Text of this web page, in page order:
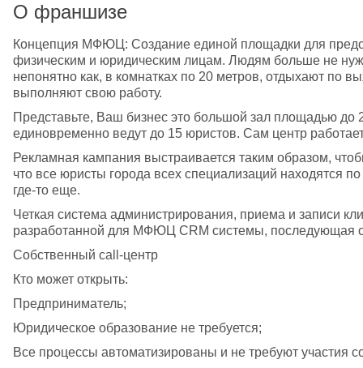
О франшизе
Концепция МФЮЦ: Создание единой площадки для
физическим и юридическим лицам. Людям больше не
непонятно как, в комнатках по 20 метров, отдыхают по
выполняют свою работу.
Представьте, Ваш бизнес это большой зал площадью до
единовременно ведут до 15 юристов. Сам центр
Рекламная кампания выстраивается таким образом,
что все юристы города всех специализаций находятся
где-то еще.
Четкая система администрирования, приема и записи
разработанной для МФЮЦ CRM системы, последующая
Собственный call-центр
Кто может открыть:
Предприниматель;
Юридическое образование не требуется;
Все процессы автоматизированы и не требуют участия